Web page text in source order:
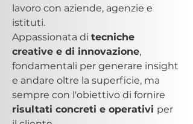
lavoro con aziende, agenzie e
istituti.
Appassionata di tecniche
creative e di innovazione,
fondamentali per generare insight
e andare oltre la superficie, ma
sempre con l'obiettivo di fornire
risultati concreti e operativi per